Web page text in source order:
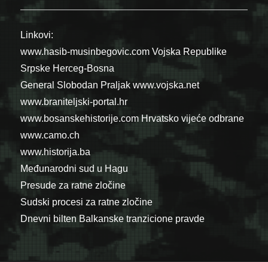
Linkovi:
www.hasib-musinbegovic.com Vojska Republike
Srpske Herceg-Bosna
General Slobodan Praljak www.vojska.net
www.braniteljski-portal.hr
www.bosanskehistorije.com Hrvatsko vijeće odbrane
www.camo.ch
www.historija.ba
Međunarodni sud u Hagu
Presude za ratne zločine
Sudski procesi za ratne zločine
Dnevni bilten Balkanske tranzicione pravde